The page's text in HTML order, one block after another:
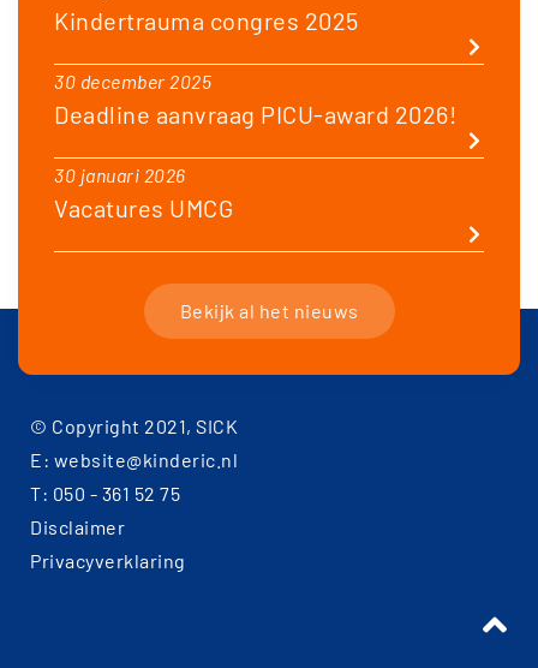
Kindertrauma congres 2025
30 december 2025
Deadline aanvraag PICU-award 2026!
30 januari 2026
Vacatures UMCG
Bekijk al het nieuws
© Copyright 2021, SICK
E: website@kinderic.nl
T: 050 - 361 52 75
Disclaimer
Privacyverklaring